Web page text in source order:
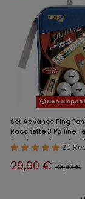
Non
Set Advance Ping
Racchette 3 Palline
Tavola con Borsetta
20
29,90 € 33,90 €